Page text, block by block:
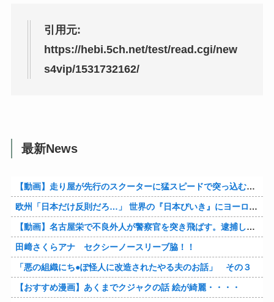
引用元:
https://hebi.5ch.net/test/read.cgi/new
s4vip/1531732162/
最新News
【動画】走り屋が先行のスクーターに猛スピードで突っ込む事故。
欧州「日本だけ反則だろ…」 世界の『日本びいき』にヨーロッパ全土から不満の声
【動画】名古屋栄で不良外人が警察官を突き飛ばす。逮捕しろやｗｗｗ
田﨑さくらアナ セクシーノースリーブ脇！！
「悪の組織にち●ぽ怪人に改造されたやる夫のお話」 その３
【おすすめ漫画】あくまでクジャクの話 絵が綺麗・・・・